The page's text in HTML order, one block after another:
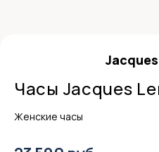
Часы Jacques
Женские часы